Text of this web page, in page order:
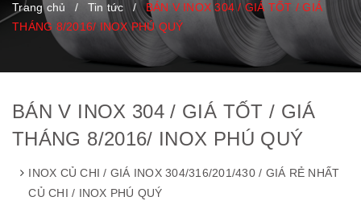
Trang chủ / Tin tức /
BÁN V INOX 304 / GIÁ TỐT / GIÁ
THÁNG 8/2016/ INOX PHÚ QUÝ
BÁN V INOX 304 / GIÁ TỐT / GIÁ
THÁNG 8/2016/ INOX PHÚ QUÝ
INOX CỦ CHI / GIÁ INOX 304/316/201/430 / GIÁ RẺ NHẤT
CỦ CHI / INOX PHÚ QUÝ